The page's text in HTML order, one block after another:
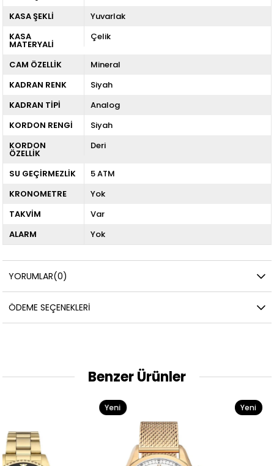
KASA ŞEKLİ
Yuvarlak
KASA
MATERYALİ
Çelik
CAM ÖZELLİK
Mineral
KADRAN RENK
Siyah
KADRAN TİPİ
Analog
KORDON RENGİ
Siyah
KORDON
ÖZELLİK
Deri
SU GEÇİRMEZLİK
5 ATM
KRONOMETRE
Yok
TAKVİM
Var
ALARM
Yok
YORUMLAR(0)
ÖDEME SEÇENEKLERI
Benzer Ürünler
Ürün